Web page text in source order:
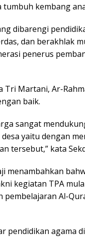
tumbuh kembang
dibarengi
dan berakhlak
penerus
Tri Martani, Ar-
baik.
sangat
yaitu dengan
tersebut,” kata
menambahkan
kegiatan TPA
Al-
pendidikan agama